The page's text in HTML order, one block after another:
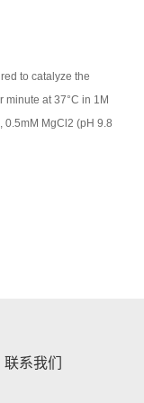
to catalyze the
at 37°C in 1M
MgCl2 (pH 9.8
联系我们